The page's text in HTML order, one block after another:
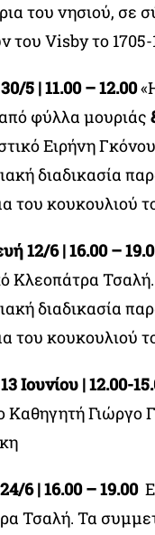
του νησιού, σε
του Visby το
5 | 11.00 – 12.00
φύλλα μουριάς
Ειρήνη
διαδικασία
του κουκουλιού
12/6 | 16.00 –
Κλεοπάτρα
διαδικασία
του κουκουλιού
Ιουνίου | 12.00-
Καθηγητή Γιώργο
6 | 16.00 – 19.00
Τσαλή. Τα